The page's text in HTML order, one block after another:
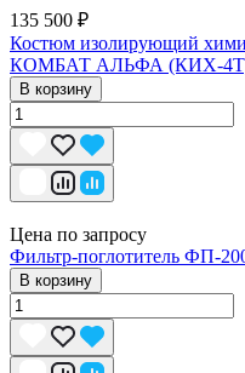
135 500 ₽
Костюм изолирующий
КОМБАТ АЛЬФА (КИХ-
В корзину
Цена по запросу
Фильтр-поглотитель ФП-
В корзину